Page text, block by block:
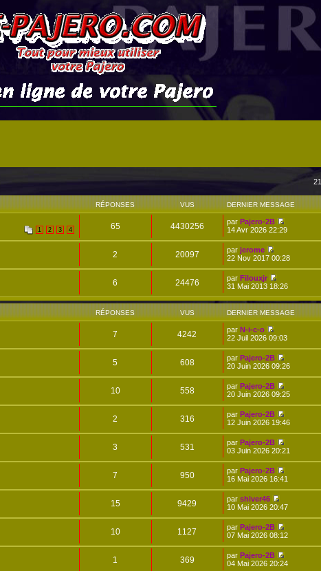
RÉPONSES VUS DERNIER MESSAGE
1 2 3 4 65 4430256 parPajero-2B
14 Avr 2026 22:29
2 20097 parjerome
22 Nov 2017 00:28
6 24476 parFilouxjr
31 Mai 2013 18:26
RÉPONSES VUS DERNIER MESSAGE
7 4242 parN-i-c-o
22 Juil 2026 09:03
5 608 parPajero-2B
20 Juin 2026 09:26
10 558 parPajero-2B
20 Juin 2026 09:25
2 316 parPajero-2B
12 Juin 2026 19:46
3 531 parPajero-2B
03 Juin 2026 20:21
7 950 parPajero-2B
16 Mai 2026 16:41
15 9429 parshiver46
10 Mai 2026 20:47
10 1127 parPajero-2B
07 Mai 2026 08:12
1 369 parPajero-2B
04 Mai 2026 20:24